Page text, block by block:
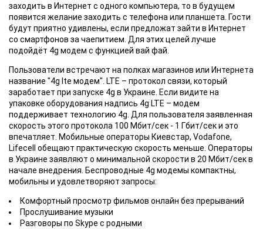
заходить в Интернет с одного компьютера, то в будущем
появится желание заходить с телефона или планшета. Гости
будут приятно удивлены, если предложат зайти в Интернет
со смартфонов за чаепитием. Для этих целей лучше
подойдёт 4g модем с функцией вай фай.
Пользователи встречают на полках магазинов или Интернета
название "4g lte модем". LTE – протокол связи, который
заработает при запуске 4g в Украине. Если видите на
упаковке оборудования надпись 4g LTE – модем
поддерживает технологию 4g. Для пользователя заявленная
скорость этого протокола 100 Мбит/сек - 1 Гбит/сек и это
впечатляет. Мобильные операторы Киевстар, Vodafone,
Lifecell обещают практическую скорость меньше. Операторы
в Украине заявляют о минимальной скорости в 20 Мбит/сек в
начале внедрения. Беспроводные 4g модемы компактны,
мобильны и удовлетворяют запросы:
Комфортный просмотр фильмов онлайн без прерываний
Прослушивание музыки
Разговоры по Skype с родными